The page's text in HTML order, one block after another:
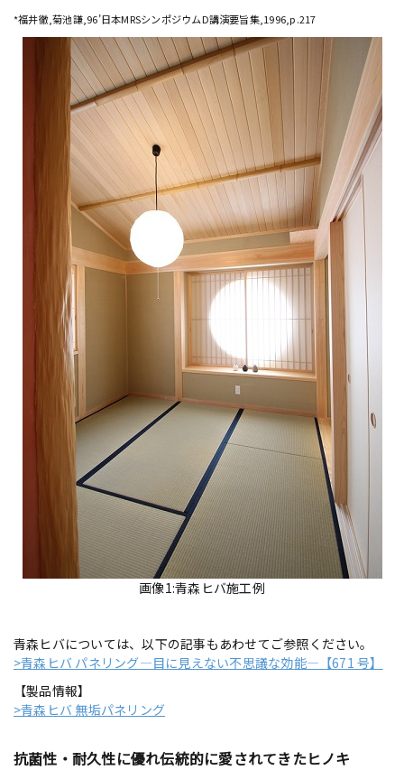
*福井徹,菊池謙,96’日本MRSシンポジウムD講演要旨集,1996,p.217
画像1:青森ヒバ施工例
青森ヒバについては、以下の記事もあわせてご参照ください。
>青森ヒバ パネリング―目に見えない不思議な効能―【671 号】
【製品情報】
>青森ヒバ 無垢パネリング
抗菌性・耐久性に優れ伝統的に愛されてきたヒノキ